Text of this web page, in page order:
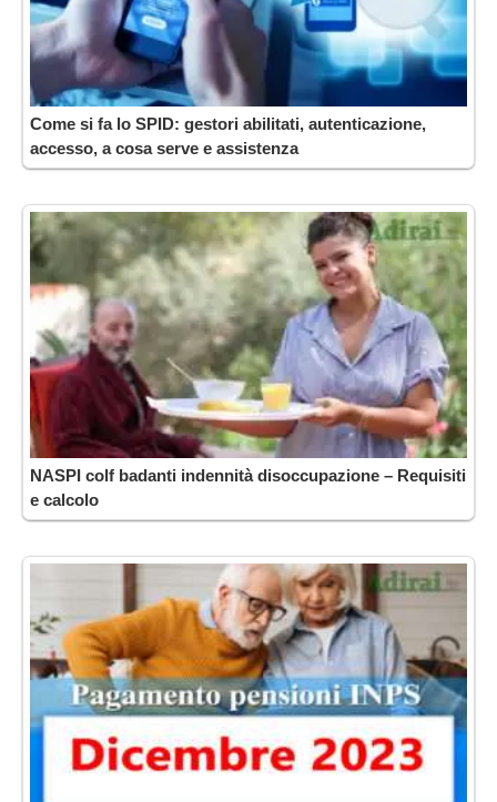
Come si fa lo SPID: gestori abilitati, autenticazione,
accesso, a cosa serve e assistenza
NASPI colf badanti indennità disoccupazione – Requisiti
e calcolo